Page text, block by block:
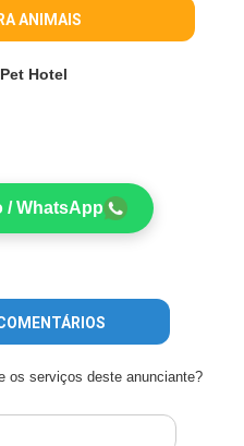
ANIMAIS
Hotel
/ WhatsApp
os serviços deste anunciante?